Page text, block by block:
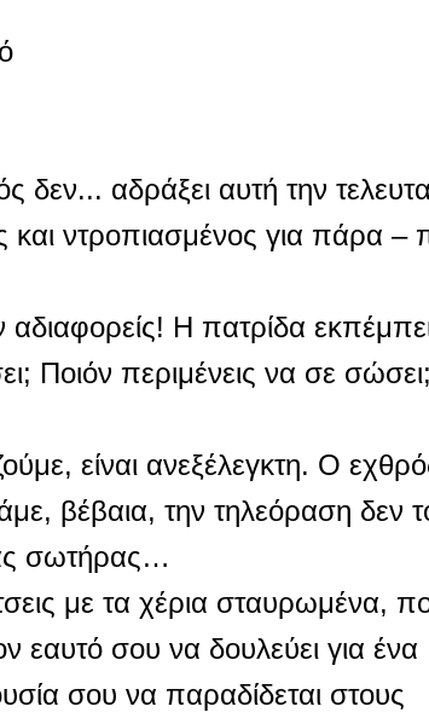
δεν... αδράξει αυτή την
και ντροπιασμένος για πάρα –
Η πατρίδα
Ποιόν περιμένεις να σε σώσει;
είναι ανεξέλεγκτη. Ο
βέβαια, την τηλεόραση δεν
σωτήρας…
με τα χέρια σταυρωμένα,
εαυτό σου να δουλεύει για ένα
σου να παραδίδεται στους